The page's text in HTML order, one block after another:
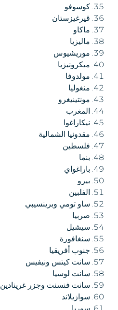
كوسوفو
قيرغيزستان
ماكاو
ماليزيا
موريشيوس
ميكرونيزيا
مولدوفا
منغوليا
مونتينيغرو
المغرب
نيكاراغوا
مقدونيا الشمالية
فلسطين
بنما
باراغواي
بيرو
الفلبين
ساو تومي وبرينسيبي
صربيا
سيشيل
سنغافورة
جنوب أفريقيا
سانت كيتس ونيفيس
سانت لوسيا
سانت فنسنت وجزر غرينادين
سوازيلاند